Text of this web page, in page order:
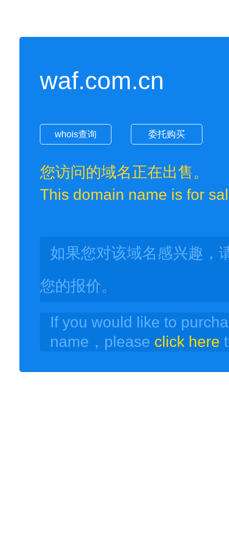
waf.com.cn
whois查询 委托购买
您访问的域名正在出售。
This domain name is for
如果您对该域名感兴趣，
您的报价。
If you would like to
name，please click here